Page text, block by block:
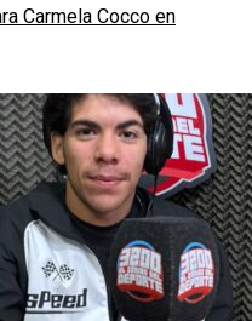
Carmela Cocco en